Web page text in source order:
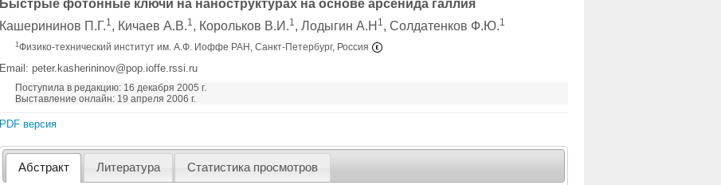
Быстрые фотонные ключи на наноструктурах на основе арсенида галлия
Кашерининов П.Г.1, Кичаев А.В.1, Корольков В.И.1, Лодыгин А.Н 1, Солдатенков Ф.Ю.1
1Физико-технический институт им. А.Ф. Иоффе РАН, Санкт-Петербург, Россия
Email: peter.kasherininov@pop.ioffe.rssi.ru
Поступила в редакцию: 16 декабря 2005 г.
Выставление онлайн: 19 апреля 2006 г.
PDF версия
Абстракт Литература Статистика просмотров